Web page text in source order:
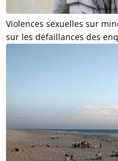
Violences sexuelles sur
sur les défaillances des